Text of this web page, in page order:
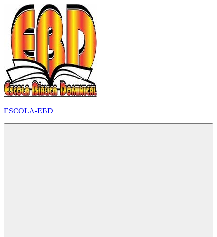
para
conteúdo
ESCOLA-EBD